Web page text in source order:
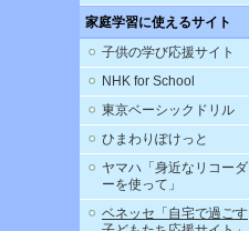
家庭学習に使えるサイト
子供の学び応援サイト
NHK for School
東京ベーシックドリル
ひまわりぽけっと
ヤマハ「身近なリコーダ
ーを使って」
ベネッセ「自宅で過ごす